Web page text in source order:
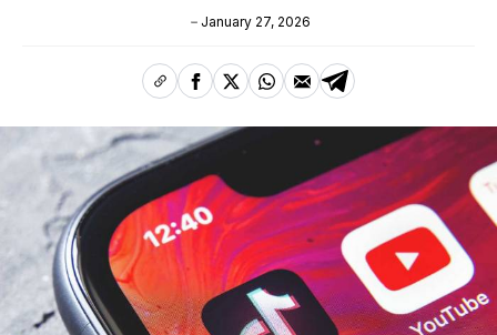
January 27, 2026